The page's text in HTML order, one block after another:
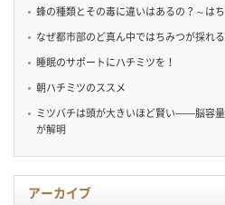
蜂の種類とその毒に違いはあるの？～は
なぜ都市部のど真ん中ではちみつが採れ
睡眠のサポートにハチミツを！
朝ハチミツのススメ
ミツバチは頭が大きいほど賢い——脳容
が解明
アーカイブ